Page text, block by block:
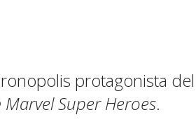
protagonista
Super Heroes.